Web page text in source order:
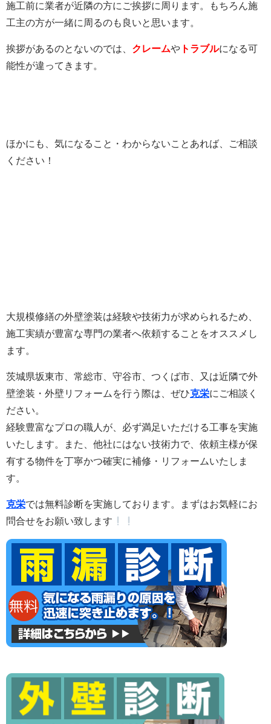
施工前に業者が近隣の方にご挨拶に周ります。もちろん施
工主の方が一緒に周るのも良いと思います。
挨拶があるのとないのでは、 クレームや トラブルになる可
能性が違ってきます。
ほかにも、気になること・わからないことあれば、ご相談
ください！
大規模修繕の外壁塗装は経験や技術力が求められるため、
施工実績が豊富な専門の業者へ依頼することをオススメし
ます。
茨城県坂東市、常総市、守谷市、つくば市、又は近隣で外
壁塗装・外壁リフォームを行う際は、ぜひ克栄にご相談く
ださい。
経験豊富なプロの職人が、必ず満足いただける工事を実施
いたします。また
、他社にはない技術力で、依頼主様が保
有する物件を丁寧かつ確実に補修・リフォームいたしま
す。
克栄では無料診断を実施しております。まずはお気軽にお
問合せをお願い致します